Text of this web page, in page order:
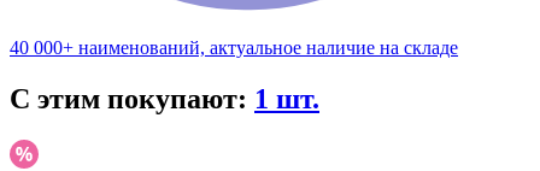
40 000+ наименований, актуальное наличие на складе
С этим покупают: 1 шт.